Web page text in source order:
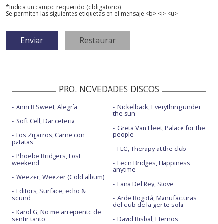
*Indica un campo requerido (obligatorio)
Se permiten las siguientes etiquetas en el mensaje <b> <i> <u>
PRO. NOVEDADES DISCOS
Anni B Sweet, Alegría
Soft Cell, Danceteria
Los Zigarros, Carne con
patatas
Phoebe Bridgers, Lost
weekend
Weezer, Weezer (Gold album)
Editors, Surface, echo &
sound
Karol G, No me arrepiento de
sentir tanto
Nickelback, Everything under
the sun
Greta Van Fleet, Palace for the
people
FLO, Therapy at the club
Leon Bridges, Happiness
anytime
Lana Del Rey, Stove
Arde Bogotá, Manufacturas
del club de la gente sola
David Bisbal, Eternos